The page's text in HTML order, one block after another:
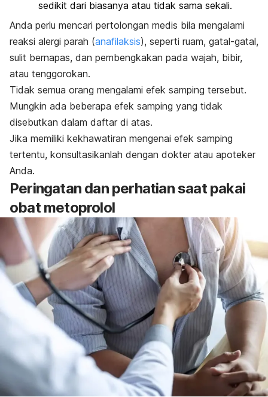
sedikit dari biasanya atau tidak sama sekali.
Anda perlu mencari pertolongan medis bila mengalami
reaksi alergi parah (anafilaksis), seperti ruam, gatal-gatal,
sulit bernapas, dan pembengkakan pada wajah, bibir,
atau tenggorokan.
Tidak semua orang mengalami efek samping tersebut.
Mungkin ada beberapa efek samping yang tidak
disebutkan dalam daftar di atas.
Jika memiliki kekhawatiran mengenai efek samping
tertentu, konsultasikanlah dengan dokter atau apoteker
Anda.
Peringatan dan perhatian saat pakai
obat metoprolol